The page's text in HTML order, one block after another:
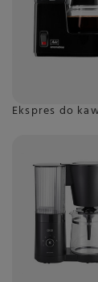
Ekspres do